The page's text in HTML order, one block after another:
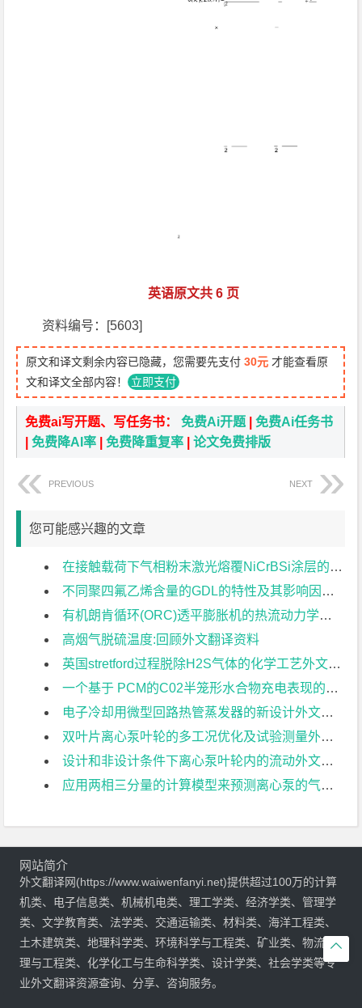
英语原文共 6 页
资料编号：[5603]
原文和译文剩余内容已隐藏，您需要先支付30元 才能查看原
文和译文全部内容！ 立即支付
免费ai写开题、写任务书：免费Ai开题|免费Ai任务书
|免费降AI率 |免费降重复率 |论文免费排版
PREVIOUS NEXT
您可能感兴趣的文章
在接触载荷下气相粉末激光熔覆NiCrBSi涂层的性能外文翻译资料
不同聚四氟乙烯含量的GDL的特性及其影响因素的研究对外文翻译资料
有机朗肯循环(ORC)透平膨胀机的热流动力学初步设计外文翻译资料
高烟气脱硫温度:回顾外文翻译资料
英国stretford过程脱除H2S气体的化学工艺外文翻译资料
一个基于 PCM的C02半笼形水合物充电表现的实 验室级储冷系统外文翻译资料
电子冷却用微型回路热管蒸发器的新设计外文翻译资料
双叶片离心泵叶轮的多工况优化及试验测量外文翻译资料
设计和非设计条件下离心泵叶轮内的流动外文翻译资料
应用两相三分量的计算模型来预测离心泵的气蚀及其验证外文翻译资料

网站简介
外文翻译网(https://www.waiwenfanyi.net)提供超过100万的计算
机类、电子信息类、机械机电类、理工学类、经济学类、管理学
类、文学教育类、法学类、交通运输类、材料类、海洋工程类、
土木建筑类、地理科学类、环境科学与工程类、矿业类、物流管
理与工程类、化学化工与生命科学类、设计学类、社会学类等专
业外文翻译资源查询、分享、咨询服务。